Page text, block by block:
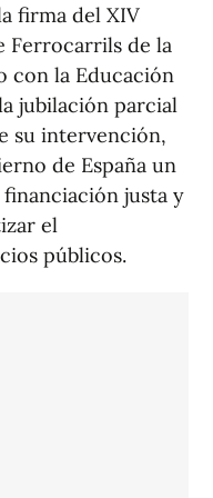
firma del XIV
Ferrocarrils de la
con la Educación
jubilación parcial
su intervención,
de España un
financiación justa y
el
públicos.